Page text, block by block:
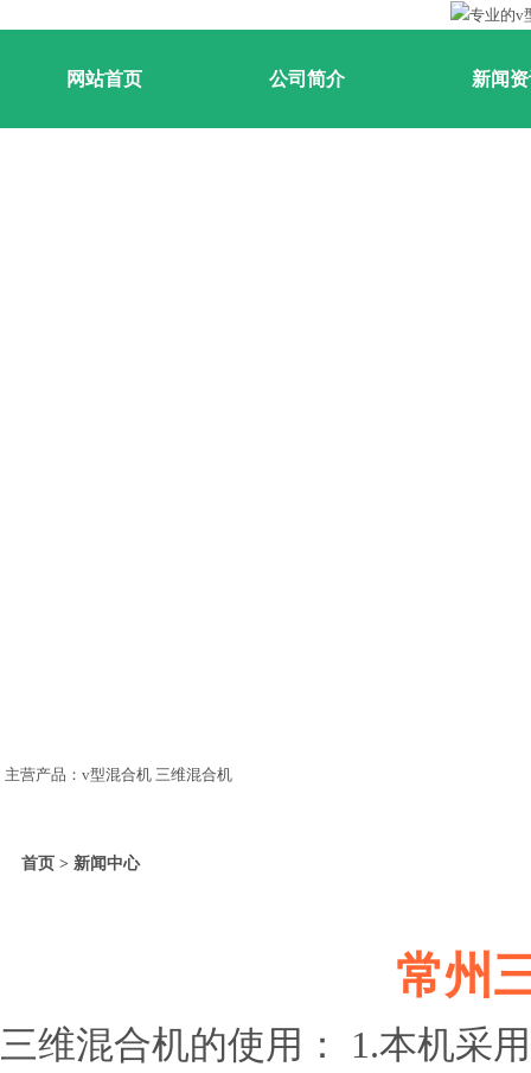
网站首页 公司简介 新闻
主营产品：v型混合机 三维混合机
首页 > 新闻中心
常州
三维混合机的使用： 1.本机采